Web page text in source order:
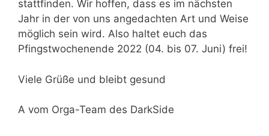
stattfinden. Wir hoffen, dass es im nächsten
Jahr in der von uns angedachten Art und Weise
möglich sein wird. Also haltet euch das
Pfingstwochenende 2022 (04. bis 07. Juni) frei!
Viele Grüße und bleibt gesund
A vom Orga-Team des DarkSide